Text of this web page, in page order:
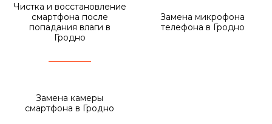
Чистка и восстановление
смартфона после
попадания влаги в
Гродно
Замена микрофона
телефона в Гродно
Замена камеры
смартфона в Гродно